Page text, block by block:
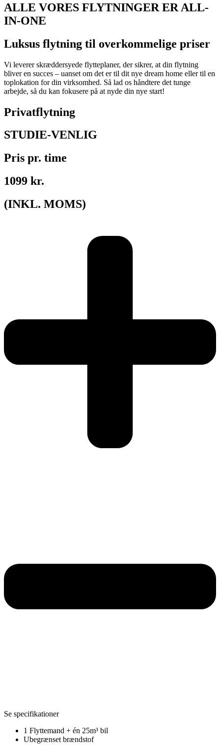
ALLE VORES FLYTNINGER ER ALL-
IN-ONE
Luksus flytning til overkommelige priser
Vi leverer skræddersyede flytteplaner, der sikrer, at din flytning
bliver en succes – uanset om det er til dit nye dream home eller til en
toplokation for din virksomhed. Så lad os håndtere det tunge
arbejde, så du kan fokusere på at nyde din nye start!
Privatflytning
STUDIE-VENLIG
Pris pr. time
1099 kr.
(INKL. MOMS)
Se specifikationer
1 Flyttemand + én 25m³ bil
Ubegrænset brændstof